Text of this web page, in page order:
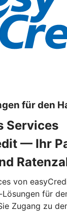
für den
Services
— Ihr
von
für
Zugang zu